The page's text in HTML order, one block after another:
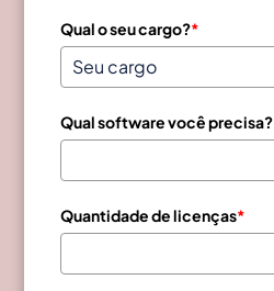
Qual o seu cargo?*
Qual software você precisa?
Quantidade de licenças*